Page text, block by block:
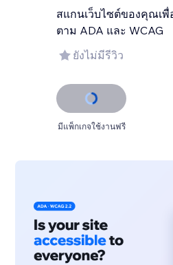
สแกนเว็บไซต์ของคุณเพื่
ตาม ADA และ WCAG
ยังไม่มีรีวิว
มีแพ็กเกจใช้งานฟรี